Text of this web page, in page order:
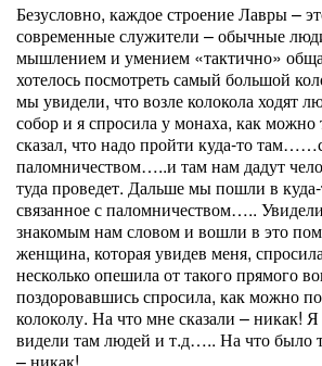
Безусловно, каждое строение Лавры –
современные служители – обычные
мышлением и умением «тактично»
хотелось посмотреть самый большой
мы увидели, что возле колокола ходят
собор и я спросила у монаха, как можно
сказал, что надо пройти куда-то
паломничеством…..и там нам дадут
туда проведет. Дальше мы пошли в
связанное с паломничеством…..
знакомым нам словом и вошли в это
женщина, которая увидев меня,
несколько опешила от такого прямого
поздоровавшись спросила, как можно
колоколу. На что мне сказали – никак!
видели там людей и т.д….. На что было